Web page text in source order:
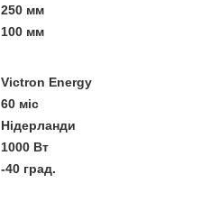
250 мм
100 мм
Victron Energy
60 міс
Нідерланди
1000 Вт
-40 град.